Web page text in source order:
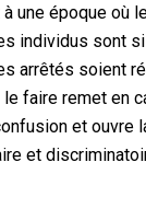
une époque où
individus sont
arrêtés soient
faire remet en
et ouvre
et